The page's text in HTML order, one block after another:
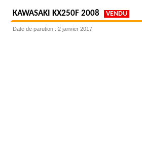
KAWASAKI KX250F 2008 VENDU
Date de parution : 2 janvier 2017